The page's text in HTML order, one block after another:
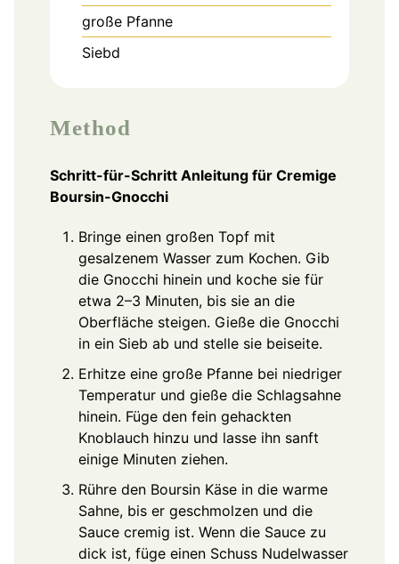
große Pfanne
Siebd
Method
Schritt-für-Schritt Anleitung für Cremige
Boursin-Gnocchi
Bringe einen großen Topf mit
gesalzenem Wasser zum Kochen. Gib
die Gnocchi hinein und koche sie für
etwa 2–3 Minuten, bis sie an die
Oberfläche steigen. Gieße die Gnocchi
in ein Sieb ab und stelle sie beiseite.
Erhitze eine große Pfanne bei niedriger
Temperatur und gieße die Schlagsahne
hinein. Füge den fein gehackten
Knoblauch hinzu und lasse ihn sanft
einige Minuten ziehen.
Rühre den Boursin Käse in die warme
Sahne, bis er geschmolzen und die
Sauce cremig ist. Wenn die Sauce zu
dick ist, füge einen Schuss Nudelwasser